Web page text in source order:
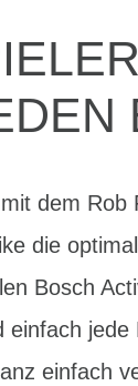
dem
die
Bosch
einfach